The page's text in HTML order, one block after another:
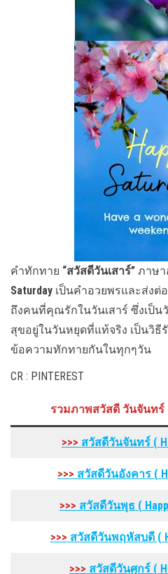
คำทักทาย “สวัสดีวันเสาร์” ภาษ
Saturday เป็นคำอวยพรและส่งต่
ถึงคนที่คุณรักในวันเสาร์ ซึ่งเป็
สุขอยู่ในวันหยุดที่แท้จริง เป็นวิ
ข้อความทักทายกันในทุกๆวัน
CR : PINTEREST
รวมภาพสวัสดี วันจันทร์
>>> สวัสดีวันจันทร์ (
>>> สวัสดีวันอังคาร (
>>> สวัสดีวันพุธ (
>>> สวัสดีวันพฤหัสบดี (
>>> สวัสดีวันศุกร์ (